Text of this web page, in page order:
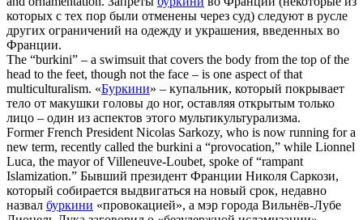
которых с тех пор были отменены через суд) следуют в русле
других ограничений на одежду и украшения, введенных во
Франции.
The “burkini” – a swimsuit that covers the body from the top of the
head to the feet, though not the face – is one aspect of that
multiculturalism. «Буркини» – купальник, который покрывает
тело от макушки головы до ног, оставляя открытым только
лицо – один из аспектов этого мультикультурализма.
Former French President Nicolas Sarkozy, who is now running for a
new term, recently called the burkini a “provocation,” while Lionnel
Luca, the mayor of Villeneuve-Loubet, spoke of “rampant
Islamization.” Бывший президент Франции Николя Саркози,
который собирается выдвигаться на новый срок, недавно
назвал буркини «провокацией», а мэр города Вильнёв-Лубе